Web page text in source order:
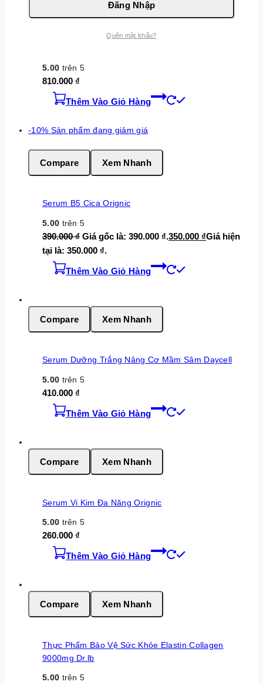
Xem Nhanh
5.00 trên 5
810.000 ₫
Thêm Vào Giỏ Hàng
-10% Sản phẩm đang giảm giá
Compare Xem Nhanh
Serum B5 Cica Orignic
5.00 trên 5
390.000₫ Giá gốc là: 390.000 ₫.350.000 ₫Giá hiện
tại là: 350.000 ₫.
Thêm Vào Giỏ Hàng
Compare Xem Nhanh
Serum Dưỡng Trắng Nâng Cơ Mầm Sâm Daycell
5.00 trên 5
410.000 ₫
Thêm Vào Giỏ Hàng
Compare Xem Nhanh
Serum Vi Kim Đa Năng Orignic
5.00 trên 5
260.000 ₫
Thêm Vào Giỏ Hàng
Compare Xem Nhanh
Thực Phẩm Bảo Vệ Sức Khỏe Elastin Collagen
9000mg Dr.lb
5.00 trên 5
Đăng Nhập
Quên mật khẩu?